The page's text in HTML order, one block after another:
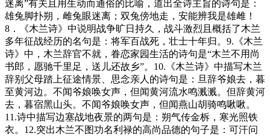
迷离”有关且用生动而通俗的比喻，道出全诗主旨的诗句是：
雄兔脚扑朔，雌兔眼迷离；双兔傍地走，安能辨我是雄雌！
8．《木兰诗》中说明战争旷日持久，战斗激烈且概括了木兰
多年征战经历的名句是：将军百战死，壮士十年归。9.《木兰
诗》中，木兰辞官不就，眷恋家园生活的诗句是“木兰不用尚
书郎，愿驰千里足，送儿还故乡”。10.《木兰诗》中描写木兰
辞别父母踏上征途情景、思念亲人的诗句是：旦辞爷娘去，暮
至黄河边。不闻爷娘唤女声，但闻黄河流水鸣溅溅。但辞黄河
去，暮宿黑山头。不闻爷娘唤女声，但闻燕山胡骑鸣啾啾。
11.诗中描写边塞战地夜景的两句是：朔气传金柝，寒光照铁
衣。12.突出木兰不图功名利禄的高尚品德的句子是：可汗问